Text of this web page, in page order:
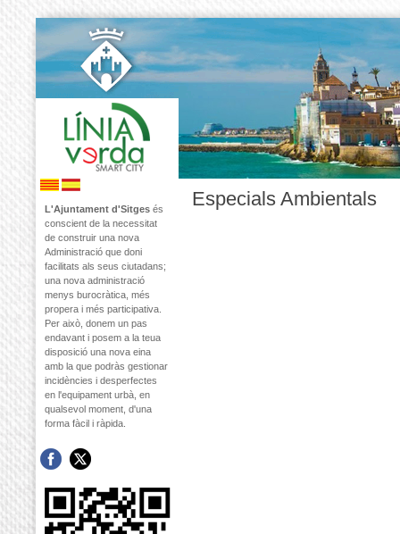
L'Ajuntament d'Sitges és
conscient de la necessitat
de construir una nova
Administració que doni
facilitats als seus ciutadans;
una nova administració
menys burocràtica, més
propera i més participativa.
Per això, donem un pas
endavant i posem a la teua
disposició una nova eina
amb la que podràs gestionar
incidències i desperfectes
en l'equipament urbà, en
qualsevol moment, d'una
forma fàcil i ràpida.
Especials Ambientals